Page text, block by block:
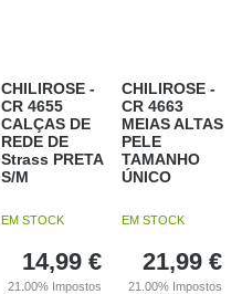
CHILIROSE -
CR 4655
CALÇAS DE
REDE DE
Strass PRETA
S/M
EM STOCK
14,99 €
21.00% Impostos
CHILIROSE -
CR 4663
MEIAS ALTAS
PELE
TAMANHO
ÚNICO
EM STOCK
21,99 €
21.00% Impostos